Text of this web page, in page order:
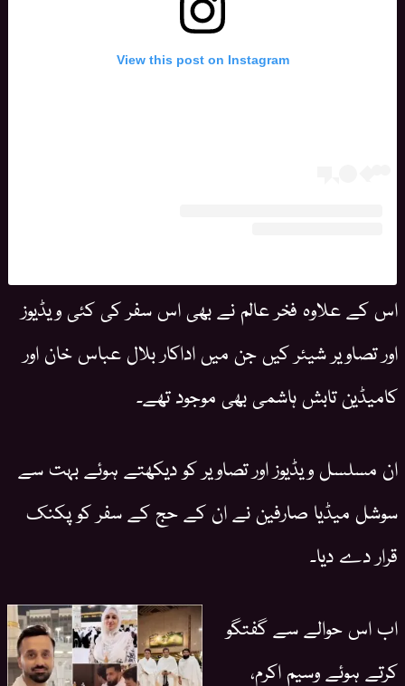
View this post on Instagram
اس کے علاوہ فخر عالم نے بھی اس سفر کی کئی ویڈیوز
اور تصاویر شیئر کیں جن میں اداکار بلال عباس خان اور
کامیڈین تابش ہاشمی بھی موجود تھے۔
ان مسلسل ویڈیوز اور تصاویر کو دیکھتے ہوئے بہت سے
سوشل میڈیا صارفین نے ان کے حج کے سفر کو پکنک
قرار دے دیا۔
اب اس حوالے سے گفتگو
کرتے ہوئے وسیم اکرم،